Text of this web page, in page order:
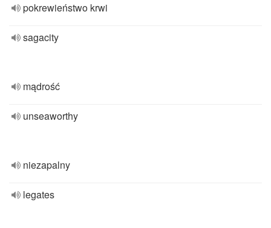
pokrewieństwo krwi
sagacity
mądrość
unseaworthy
niezapalny
legates